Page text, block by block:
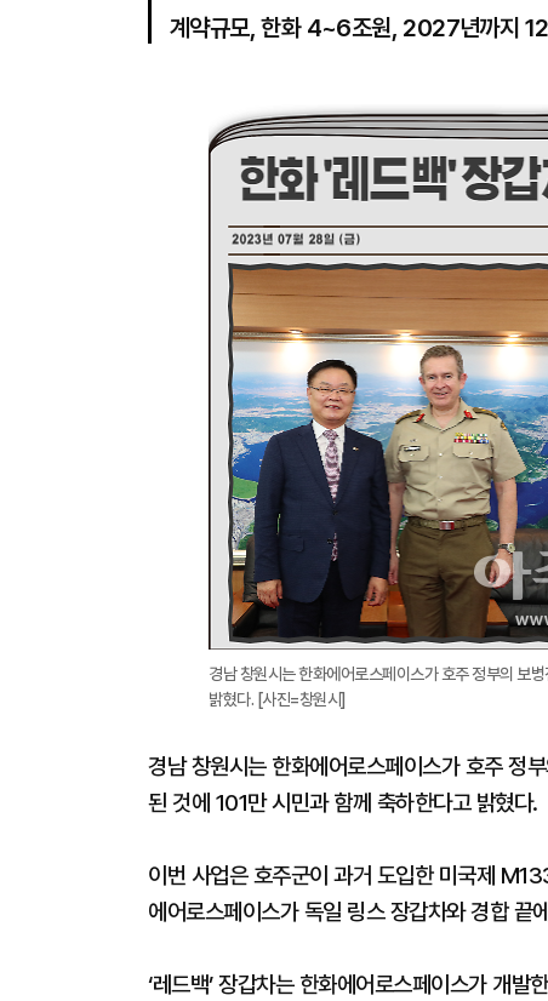
계약규모, 한화 4~6조원, 2027년까지
경남 창원시는 한화에어로스페이스가 호주 정부의 보
밝혔다. [사진=창원시]
경남 창원시는 한화에어로스페이스가 호주 정
된 것에 101만 시민과 함께 축하한다고 밝혔다.
이번 사업은 호주군이 과거 도입한 미국제
에어로스페이스가 독일 링스 장갑차와 경합 끝
‘레드백’ 장갑차는 한화에어로스페이스가 개